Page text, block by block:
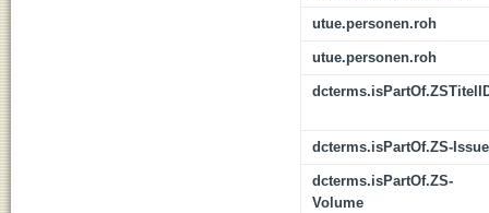
utue.personen.roh
utue.personen.roh
dcterms.isPartOf.ZS-Issue
dcterms.isPartOf.ZS-
Volume